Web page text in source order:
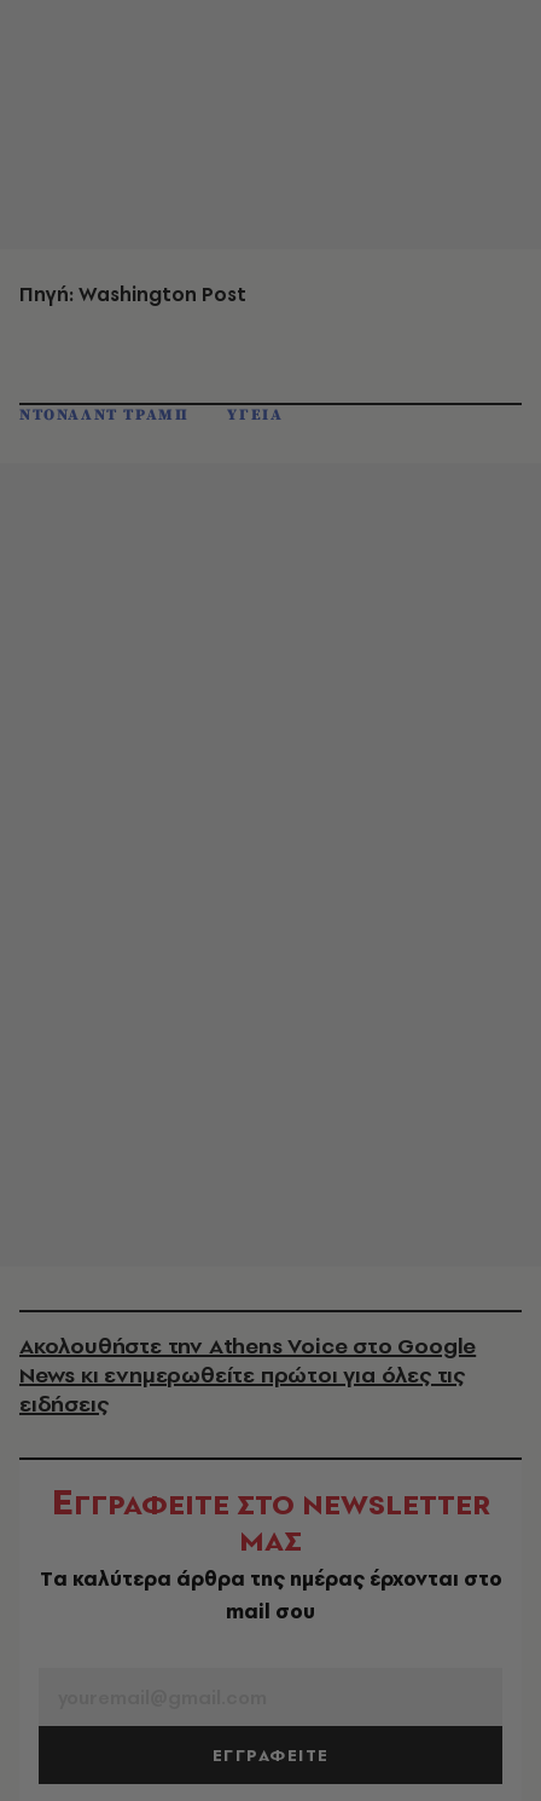
Πηγή: Washington Post
ΝΤΟΝΑΛΝΤ ΤΡΑΜΠ ΥΓΕΙΑ
Ακολουθήστε την Athens Voice στο Google
News κι ενημερωθείτε πρώτοι για όλες τις
ειδήσεις
ΕΓΓΡΑΦΕΙΤΕ ΣΤΟ NEWSLETTER
ΜΑΣ
Tα καλύτερα άρθρα της ημέρας έρχονται στο
mail σου
ΕΓΓΡΑΦΕΙΤΕ